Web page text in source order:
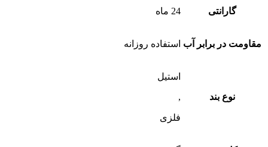
گارانتی 24 ماه
مقاومت در برابر آب استفاده روزانه
نوع بند
استیل
,
فلزی